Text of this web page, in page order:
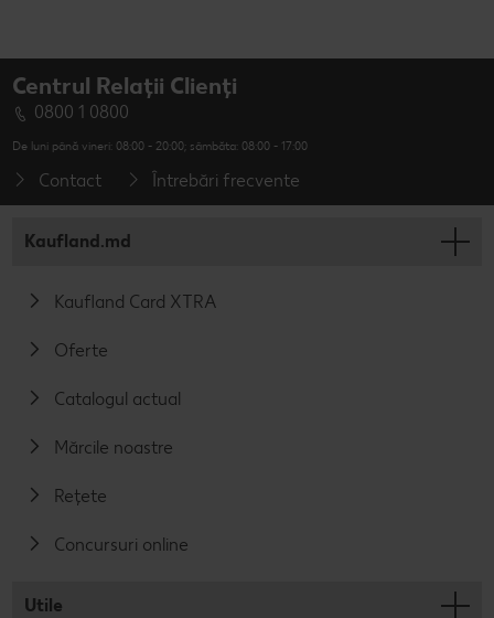
Centrul Relații Clienți
0800 1 0800
De luni până vineri: 08:00 - 20:00; sâmbăta: 08:00 - 17:00
Contact Întrebări frecvente
Kaufland.md
Kaufland Card XTRA
Oferte
Catalogul actual
Mărcile noastre
Rețete
Concursuri online
Utile